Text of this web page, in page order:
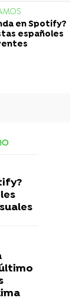
en Spotify?
españoles